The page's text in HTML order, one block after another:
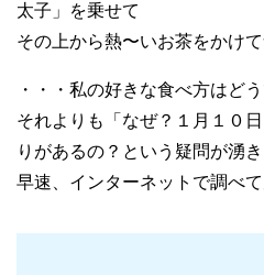
太子」を乗せて
その上から熱〜いお茶をかけ
・・・私の好きな食べ方はど
それよりも「なぜ？１月１０
りがあるの？という疑問が湧き
早速、インターネットで調べて